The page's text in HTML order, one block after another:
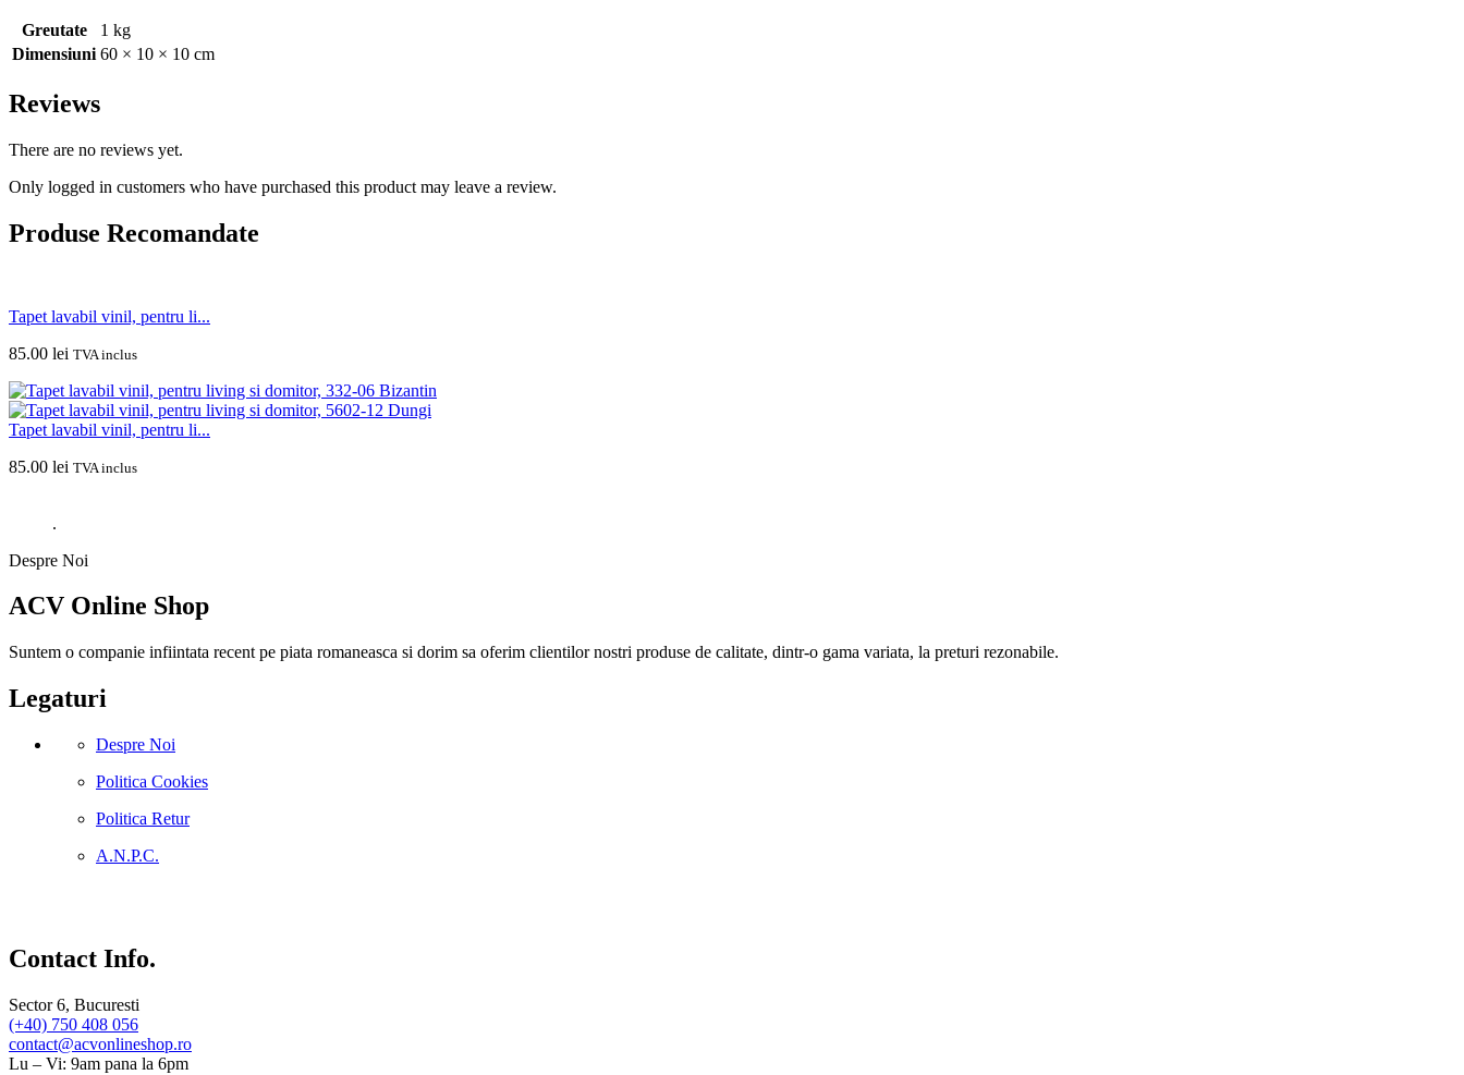
Greutate
1 kg
Dimensiuni 60 × 10 × 10 cm
Reviews
There are no reviews yet.
Only logged in customers who have purchased this product may leave a review.
Produse Recomandate
Tapet lavabil vinil, pentru li...
85.00 lei TVA inclus
Tapet lavabil vinil, pentru li...
85.00 lei TVA inclus
.
Despre Noi
ACV Online Shop
Suntem o companie infiintata recent pe piata romaneasca si dorim sa oferim clientilor nostri produse de calitate, dintr-o gama variata, la preturi rezonabile.
Legaturi
Despre Noi
Politica Cookies
Politica Retur
A.N.P.C.
Contact Info.
Sector 6, Bucuresti
(+40) 750 408 056
contact@acvonlineshop.ro
Lu – Vi: 9am pana la 6pm